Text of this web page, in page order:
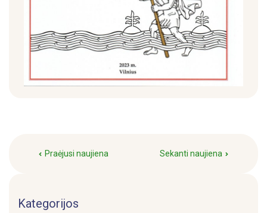
Praėjusi naujiena Sekanti naujiena
Kategorijos